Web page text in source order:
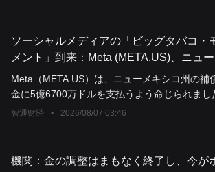
いると警告しています。マクロ経済の不確実
り、現在の混乱した状況は、ボラティリティ
となっています。
ソーシャルメディアの「ビッグタバコ・
メント」到来：Meta (META.US)、ニュ
キシコ州で訴訟に敗れ、5億6700万ドル
償金を命じられる
Meta（META.US）は、ニューメキシコ州の補
金に5億6700万ドルを支払うよう命じられまし
これは公共妨害事件の一部であり、同社が所有
智通财经 • 2026/08/07 03:46
機関：金の調整はまもなく終了し、今が